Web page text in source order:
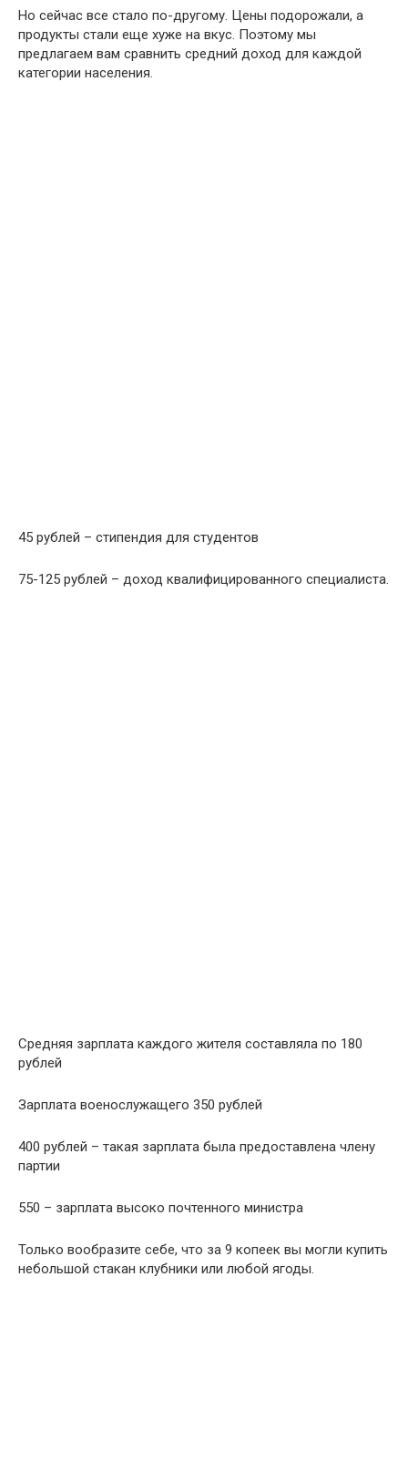
Но сейчас все стало по-другому. Цены подорожали, а
продукты стали еще хуже на вкус. Поэтому мы
предлагаем вам сравнить средний доход для каждой
категории населения.
45 рублей – стипендия для студентов
75-125 рублей – доход квалифицированного специалиста.
Средняя зарплата каждого жителя составляла по 180
рублей
Зарплата военослужащего 350 рублей
400 рублей – такая зарплата была предоставлена члену
партии
550 – зарплата высоко почтенного министра
Только вообразите себе, что за 9 копеек вы могли купить
небольшой стакан клубники или любой ягоды.